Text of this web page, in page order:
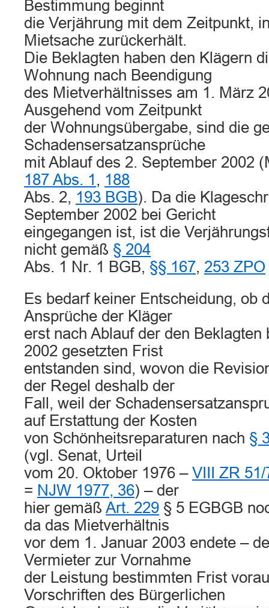
Bestimmung beginnt
die Verjährung mit dem Zeitpunkt,
Mietsache zurückerhält.
Die Beklagten haben den Klägern
Wohnung nach Beendigung
des Mietverhältnisses am 1. März
Ausgehend vom Zeitpunkt
der Wohnungsübergabe, sind die
Schadensersatzansprüche
mit Ablauf des 2. September 2002
187 Abs. 1 , 188
Abs. 2, 193 BGB). Da die
September 2002 bei Gericht
eingegangen ist, ist die
nicht gemäß § 204
Abs. 1 Nr. 1 BGB, §§ 167, 253 ZPO
Es bedarf keiner Entscheidung, ob
Ansprüche der Kläger
erst nach Ablauf der den Beklagten
2002 gesetzten Frist
entstanden sind, wovon die
der Regel deshalb der
Fall, weil der
auf Erstattung der Kosten
von Schönheitsreparaturen nach §
(vgl. Senat, Urteil
vom 20. Oktober 1976 – VIII ZR 51/
= NJW 1977, 36) – der
hier gemäß Art. 229 § 5 EGBGB
da das Mietverhältnis
vor dem 1. Januar 2003 endete –
Vermieter zur Vornahme
der Leistung bestimmten Frist
Vorschriften des Bürgerlichen